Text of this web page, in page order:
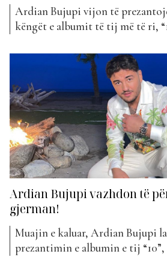
Ardian Bujupi vijon të
këngët e albumit të tij më të ri,
Duke i qëndruar besnik stilit
zgjedhur që edhe në “Peligrosa”
kërcejmë dhe ta dëgjojmë...
Ardian Bujupi vazhdon të
gjerman!
Muajin e kaluar, Ardian Bujupi
prezantimin e albumin e tij